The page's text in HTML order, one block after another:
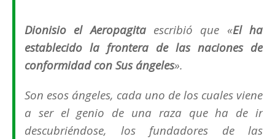
Dionisio el Aeropagitaescribió que «El ha
establecido la frontera de las naciones de
conformidad con Sus ángeles».
Son esos ángeles, cada uno de los cuales viene
a ser el genio de una raza que ha de ir
descubriéndose, los fundadores de las